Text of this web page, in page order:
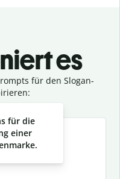
es
für den Slogan-
für die
einer